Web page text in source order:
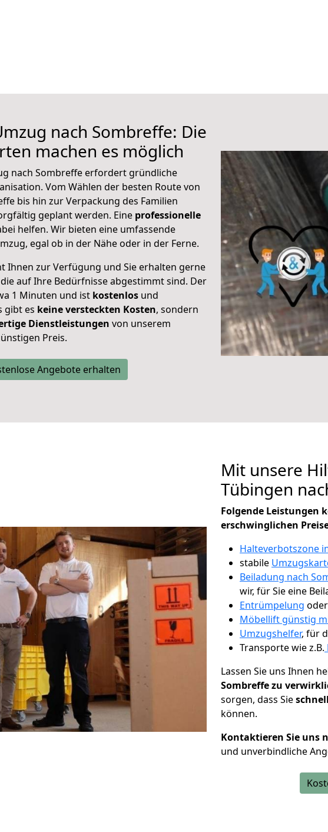
nach Sombreffe: Die
machen es möglich
nach Sombreffe erfordert gründliche
Vom Wählen der besten Route von
bis hin zur Verpackung des Familien
geplant werden. Eine professionelle
helfen. Wir bieten eine umfassende
egal ob in der Nähe oder in der Ferne.
Ihnen zur Verfügung und Sie erhalten gerne
auf Ihre Bedürfnisse abgestimmt sind. Der
1 Minuten und ist kostenlos und
gibt es keine versteckten Kosten, sondern
Dienstleistungen von unserem
Preis.
Angebote erhalten
Mit unsere
Tübingen
Folgende Leistungen
erschwinglichen
Halteverbotszone
stabile
Beiladung nach
wir, für Sie eine
Entrümpelung oder
Möbellift günstig
Umzugshelfer, für
Transporte wie z.B.
Lassen Sie uns Ihnen
Sombreffe zu
sorgen, dass Sie
können.
Kontaktieren Sie uns
und unverbindliche